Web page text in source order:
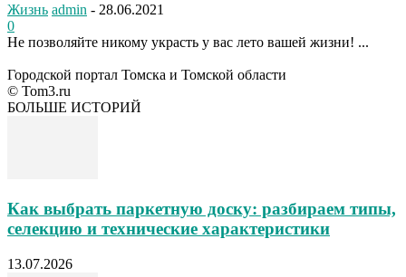
Жизнь admin - 28.06.2021
0
Не позволяйте никому украсть у вас лето вашей жизни! ...
Городской портал Томска и Томской области
© Tom3.ru
БОЛЬШЕ ИСТОРИЙ
Как выбрать паркетную доску: разбираем типы,
селекцию и технические характеристики
13.07.2026